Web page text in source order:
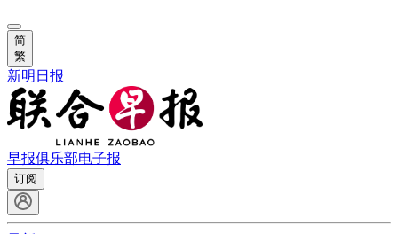
简
繁
新明日报
早报俱乐部电子报
订阅